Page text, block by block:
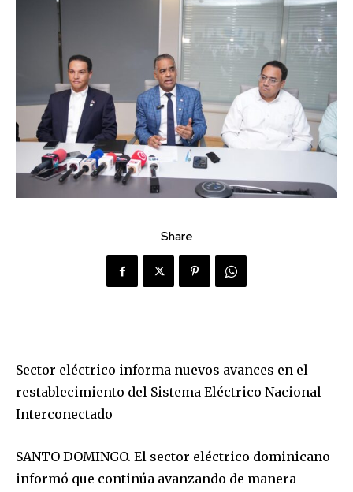
Share
Sector eléctrico informa nuevos avances en el
restablecimiento del Sistema Eléctrico Nacional
Interconectado
SANTO DOMINGO. El sector eléctrico dominicano
informó que continúa avanzando de manera